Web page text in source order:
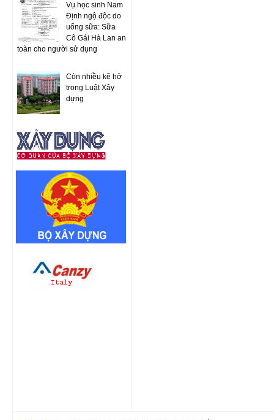
Vụ học sinh Nam
Định ngộ độc do
uống sữa: Sữa
Cô Gái Hà Lan an
toàn cho người sử dụng
Còn nhiều kẽ hở
trong Luật Xây
dựng